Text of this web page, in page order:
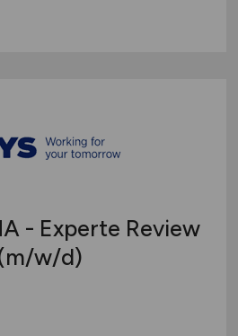
- Experte Review
w/d)